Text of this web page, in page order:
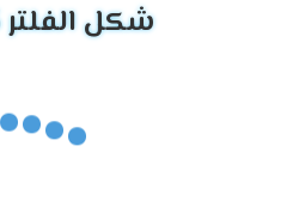
شكل الفلتر 3 مراحل